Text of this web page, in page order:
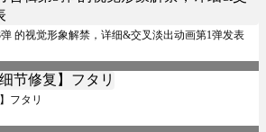
的视觉形象解禁，详细&交叉淡出动画第1弹发表
フタリ